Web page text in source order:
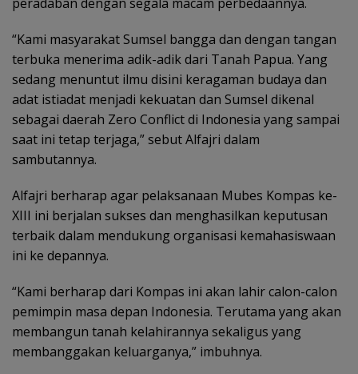
“Kami masyarakat Sumsel bangga dan dengan tangan
terbuka menerima adik-adik dari Tanah Papua. Yang
sedang menuntut ilmu disini keragaman budaya dan
adat istiadat menjadi kekuatan dan Sumsel dikenal
sebagai daerah Zero Conflict di Indonesia yang sampai
saat ini tetap terjaga,” sebut Alfajri dalam
sambutannya.
Alfajri berharap agar pelaksanaan Mubes Kompas ke-
XIII ini berjalan sukses dan menghasilkan keputusan
terbaik dalam mendukung organisasi kemahasiswaan
ini ke depannya.
“Kami berharap dari Kompas ini akan lahir calon-calon
pemimpin masa depan Indonesia. Terutama yang akan
membangun tanah kelahirannya sekaligus yang
membanggakan keluarganya,” imbuhnya.